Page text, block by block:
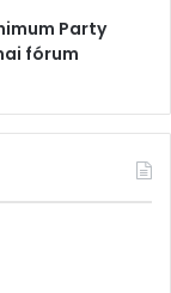
Party
fórum